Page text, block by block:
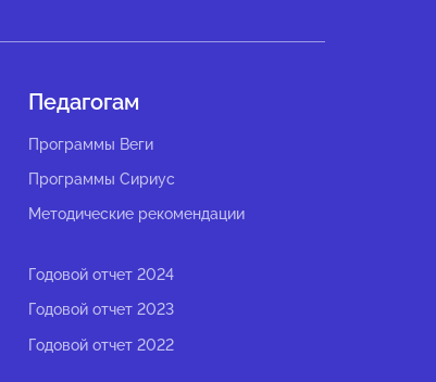
Педагогам
Программы Веги
Программы Сириус
Методические рекомендации
Годовой отчет 2024
Годовой отчет 2023
Годовой отчет 2022